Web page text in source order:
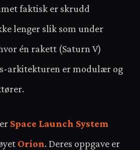
faktisk er skrudd
lenger slik som under
én rakett (Saturn V)
arkitekturen er modulær og
Space Launch System
Orion. Deres oppgave er